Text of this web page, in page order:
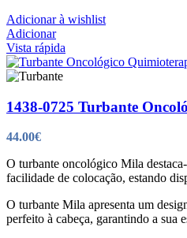
Adicionar à wishlist
Adicionar
Vista rápida
1438-0725 Turbante
44.00€
O turbante oncológico Mila
facilidade de colocação, estando
O turbante Mila apresenta um
perfeito à cabeça, garantindo a sua